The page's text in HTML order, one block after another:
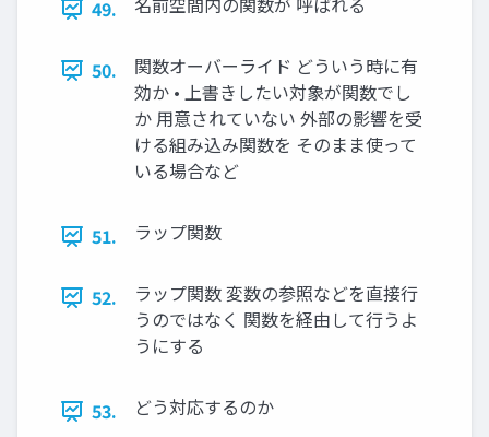
49.
50.
関数オーバーライド どういう時に有
効か • 上書きしたい対象が関数でし
か 用意されていない 外部の影響を受
ける組み込み関数を そのまま使って
いる場合など
51. ラップ関数
52.
ラップ関数 変数の参照などを直接行
うのではなく 関数を経由して行うよ
うにする
53. どう対応するのか